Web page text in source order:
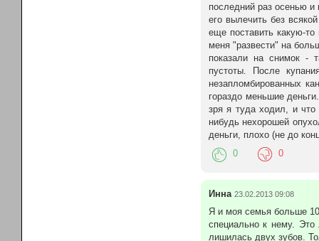
последний раз осенью и
его вылечить без
еще поставить какую-
меня "развести" на
показали на снимок -
пустоты. После
незапломбированных
гораздо меньшие
зря я туда ходил, и что
нибудь нехорошей
деньги, плохо (не до
0
0
Инна 23.02.2013 09:08
Я и моя семья больше
специально к нему.
лишилась двух зубов.